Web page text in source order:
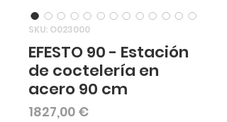
SKU: O023000
EFESTO 90 - Estación
de coctelería en
acero 90 cm
1827,00 €Precio